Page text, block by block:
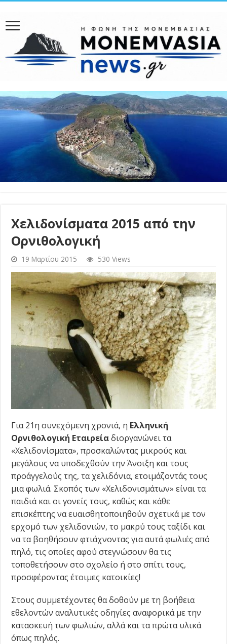
Χελιδονίσματα 2015 από την
Ορνιθολογική
19 Μαρτίου 2015 530 Views
Για 21η συνεχόμενη χρονιά, η Ελληνική
Ορνιθολογική Εταιρείαδιοργανώνει τα
«Χελιδονίσματα», προσκαλώντας μικρούς και
μεγάλους να υποδεχθούν την Άνοιξη και τους
προάγγελούς της, τα χελιδόνια, ετοιμάζοντάς τους
μια φωλιά. Σκοπός των «Χελιδονισμάτων» είναι τα
παιδιά και οι γονείς τους, καθώς και κάθε
επισκέπτης να ευαισθητοποιηθούν σχετικά με τον
ερχομό των χελιδονιών, το μακρύ τους ταξίδι και
να τα βοηθήσουν φτιάχνοντας για αυτά φωλιές από
πηλό, τις οποίες αφού στεγνώσουν θα τις
τοποθετήσουν στο σχολείο ή στο σπίτι τους,
προσφέροντας έτοιμες κατοικίες!
Στους συμμετέχοντες θα δοθούν με τη βοήθεια
εθελοντών αναλυτικές οδηγίες αναφορικά με την
κατασκευή των φωλιών, αλλά και τα πρώτα υλικά
όπως πηλός.